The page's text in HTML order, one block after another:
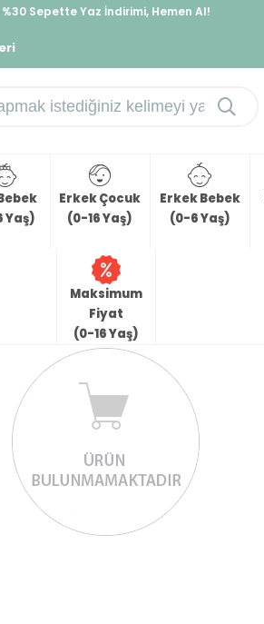
%30 Sepette Yaz İndirimi, Hemen Al!
Yaş)
Erkek Çocuk
(0-16 Yaş)
Erkek Bebek
(0-6 Yaş)
Maksimum
Fiyat
(0-16 Yaş)